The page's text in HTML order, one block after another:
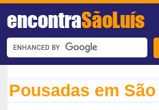
encontraSãoLuís
Pousadas em